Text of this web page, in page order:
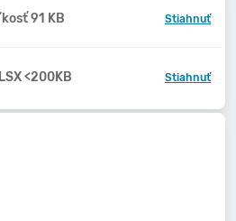
91 KB Stiahnuť
<200KB Stiahnuť